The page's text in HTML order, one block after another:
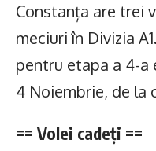
Constanța are trei
meciuri în Divizia
pentru etapa a 4-a
4 Noiembrie, de la
== Volei cadeți ==